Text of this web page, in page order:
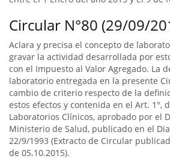
Circular N°80 (29/09/
Aclara y precisa el concepto de
gravar la actividad desarrollada por
con el Impuesto al Valor Agregado. La
laboratorio entregada en la presente
cambio de criterio respecto de la
estos efectos y contenida en el Art. 1°,
Laboratorios Clínicos, aprobado por el
Ministerio de Salud, publicado en el
22/9/1993 (Extracto de Circular
de 05.10.2015).